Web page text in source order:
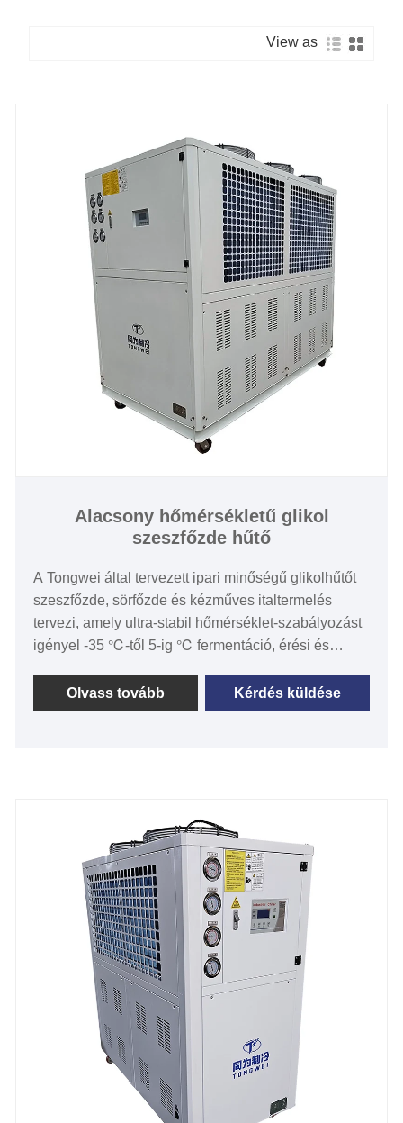
View as
Alacsony hőmérsékletű glikol
szeszfőzde hűtő
A Tongwei által tervezett ipari minőségű glikolhűtőt
szeszfőzde, sörfőzde és kézműves italtermelés
tervezi, amely ultra-stabil hőmérséklet-szabályozást
igényel -35 ℃-től 5-ig ℃ fermentáció, érési és
hőmérsékletű glikol szeszfőzde chillereket a
nagyobb termelési desztillillaműzésben és a
és vezérlőt tartalmaz. Fedezze fel, rendelje meg
vagy testreszabja a szeszfőzde hűtőjét ma-vegye
figyelembe a tongweit a szeszfőzde-folyamat
optimalizálása és az ipari hűtési technológiával
történő működési költségek csökkentése érdekében.
Olvass tovább Kérdés küldése